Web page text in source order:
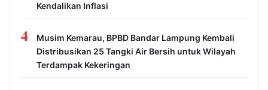
Kendalikan Inflasi
4
Musim Kemarau, BPBD Bandar Lampung Kembali
Distribusikan 25 Tangki Air Bersih untuk Wilayah
Terdampak Kekeringan